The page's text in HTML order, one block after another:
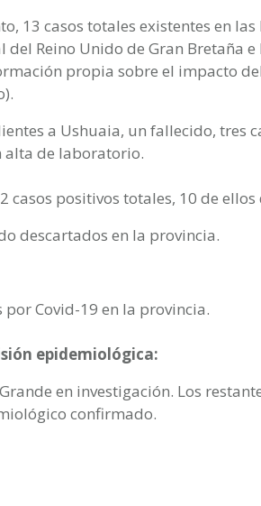
13 casos totales existentes en
Reino Unido de Gran Bretaña
propia sobre el impacto del
a Ushuaia, un fallecido, tres
alta de laboratorio.
casos positivos totales, 10 de
descartados en la provincia.
Covid-19 en la provincia.
epidemiológica:
en investigación. Los
confirmado.